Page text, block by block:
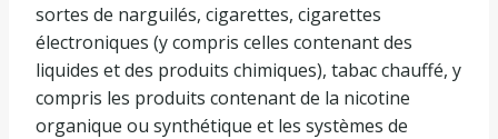
sortes de narguilés, cigarettes, cigarettes
électroniques (y compris celles contenant des
liquides et des produits chimiques), tabac chauffé, y
compris les produits contenant de la nicotine
organique ou synthétique et les systèmes de